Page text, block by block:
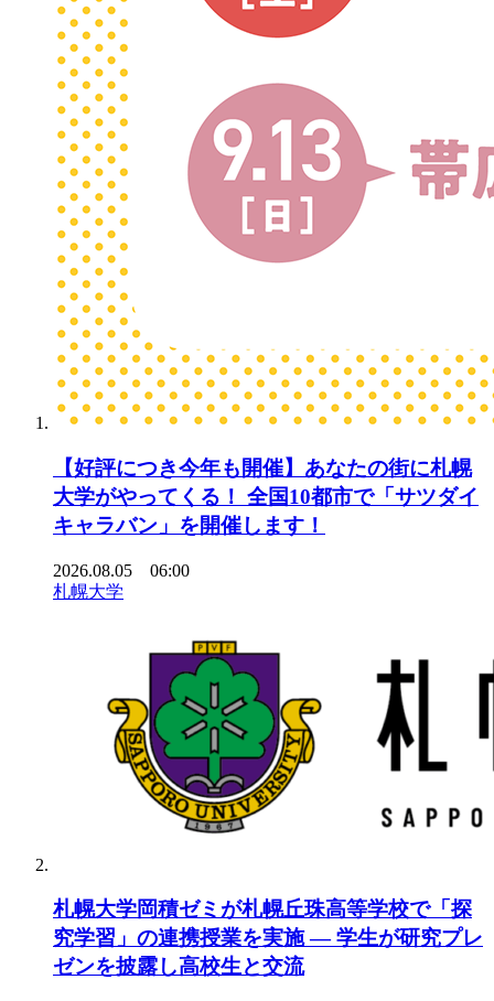
【好評につき今年も開催】あなたの街に札幌
大学がやってくる！ 全国10都市で「サツダイ
キャラバン」を開催します！
2026.08.05 06:00
札幌大学
札幌大学岡積ゼミが札幌丘珠高等学校で「探
究学習」の連携授業を実施 ― 学生が研究プレ
ゼンを披露し高校生と交流